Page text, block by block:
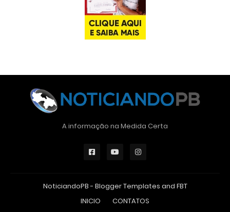
A informação na Medida Certa
NoticiandoPB - Blogger Templates and FBT
INICIO
CONTATOS